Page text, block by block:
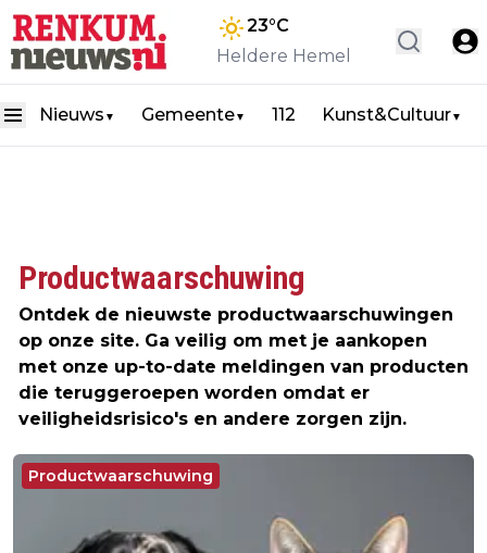
23°C
Heldere Hemel
Nieuws ▼ Gemeente▼ 112 Kunst&Cultuur▼
Productwaarschuwing
Ontdek de nieuwste productwaarschuwingen
op onze site. Ga veilig om met je aankopen
met onze up-to-date meldingen van producten
die teruggeroepen worden omdat er
veiligheidsrisico's en andere zorgen zijn.
Productwaarschuwing